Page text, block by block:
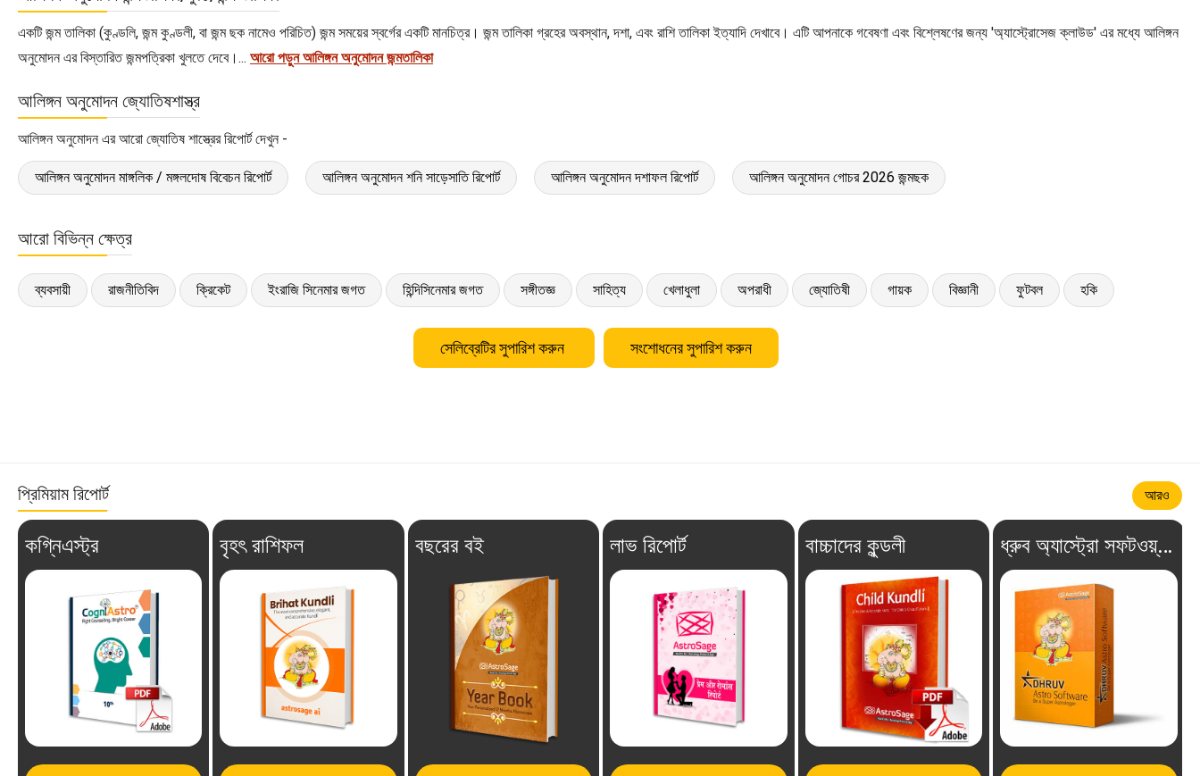
একটি জন্ম তালিকা (কুণ্ডলি, জন্ম কুণ্ডলী, বা জন্ম ছক নামেও পরিচিত) জন্ম সময়ের স্বর্গের একটি মানচিত্র। জন্ম তালিকা গ্রহের অবস্থান, দশা, এবং রাশি তালিকা ইত্যাদি দেখাবে। এটি আপনাকে গবেষণা এবং বিশ্লেষণের জন্য 'অ্যাস্ট্রোসেজ ক্লাউড' এর মধ্যে আলিঙ্গন
অনুমোদন এর বিস্তারিত জন্মপত্রিকা খুলতে দেবে।... আরো পড়ুন আলিঙ্গন অনুমোদন জন্মতালিকা
আলিঙ্গন অনুমোদন জ্যোতিষশাস্ত্র
আলিঙ্গন অনুমোদন এর আরো জ্যোতিষ শাস্ত্রের রিপোর্ট দেখুন -
আলিঙ্গন অনুমোদন মাঙ্গলিক / মঙ্গলদোষ বিবেচন রিপোর্ট আলিঙ্গন অনুমোদন শনি সাড়েসাতি রিপোর্ট আলিঙ্গন অনুমোদন দশাফল রিপোর্ট আলিঙ্গন অনুমোদন গোচর 2026 জন্মছক
আরো বিভিন্ন ক্ষেত্র
ব্যবসায়ী রাজনীতিবিদ ক্রিকেট ইংরাজি সিনেমার জগত হিন্দিসিনেমার জগত সঙ্গীতজ্ঞ সাহিত্য খেলাধুলা অপরাধী জ্যোতিষী গায়ক বিজ্ঞানী ফুটবল হকি
সেলিব্রেটির সুপারিশ করুন সংশোধনের সুপারিশ করুন
প্রিমিয়াম রিপোর্ট আরও
কগ্নিএস্ট্র বৃহৎ রাশিফল বছরের বই লাভ রিপোর্ট বাচ্চাদের কুন্ডলী ধ্রুব অ্যাস্ট্রো সফটওয়্যার